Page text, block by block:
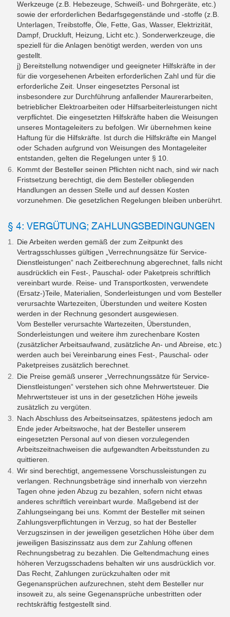
Werkzeuge (z.B. Hebezeuge, Schweiß- und Bohrgeräte, etc.)
sowie der erforderlichen Bedarfsgegenstände und -stoffe (z.B.
Unterlagen, Treibstoffe, Öle, Fette, Gas, Wasser, Elektrizität,
Dampf, Druckluft, Heizung, Licht etc.). Sonderwerkzeuge, die
speziell für die Anlagen benötigt werden, werden von uns
gestellt.
j) Bereitstellung notwendiger und geeigneter Hilfskräfte in der
für die vorgesehenen Arbeiten erforderlichen Zahl und für die
erforderliche Zeit. Unser eingesetztes Personal ist
insbesondere zur Durchführung anfallender Maurerarbeiten,
betrieblicher Elektroarbeiten oder Hilfsarbeiterleistungen nicht
verpflichtet. Die eingesetzten Hilfskräfte haben die Weisungen
unseres Montageleiters zu befolgen. Wir übernehmen keine
Haftung für die Hilfskräfte. Ist durch die Hilfskräfte ein Mangel
oder Schaden aufgrund von Weisungen des Montageleiter
entstanden, gelten die Regelungen unter § 10.
Kommt der Besteller seinen Pflichten nicht nach, sind wir nach
Fristsetzung berechtigt, die dem Besteller obliegenden
Handlungen an dessen Stelle und auf dessen Kosten
vorzunehmen. Die gesetzlichen Regelungen bleiben unberührt.
§ 4: VERGÜTUNG; ZAHLUNGSBEDINGUNGEN
Die Arbeiten werden gemäß der zum Zeitpunkt des
Vertragsschlusses gültigen „Verrechnungsätze für Service-
Dienstleistungen“ nach Zeitberechnung abgerechnet, falls nicht
ausdrücklich ein Fest-, Pauschal- oder Paketpreis schriftlich
vereinbart wurde. Reise- und Transportkosten, verwendete
(Ersatz-)Teile, Materialien, Sonderleistungen und vom Besteller
verursachte Wartezeiten, Überstunden und weitere Kosten
werden in der Rechnung gesondert ausgewiesen.
Vom Besteller verursachte Wartezeiten, Überstunden,
Sonderleistungen und weitere ihm zurechenbare Kosten
(zusätzlicher Arbeitsaufwand, zusätzliche An- und Abreise, etc.)
werden auch bei Vereinbarung eines Fest-, Pauschal- oder
Paketpreises zusätzlich berechnet.
Die Preise gemäß unserer „Verrechnungssätze für Service-
Dienstleistungen“ verstehen sich ohne Mehrwertsteuer. Die
Mehrwertsteuer ist uns in der gesetzlichen Höhe jeweils
zusätzlich zu vergüten.
Nach Abschluss des Arbeitseinsatzes, spätestens jedoch am
Ende jeder Arbeitswoche, hat der Besteller unserem
eingesetzten Personal auf von diesen vorzulegenden
Arbeitszeitnachweisen die aufgewandten Arbeitsstunden zu
quittieren.
Wir sind berechtigt, angemessene Vorschussleistungen zu
verlangen. Rechnungsbeträge sind innerhalb von vierzehn
Tagen ohne jeden Abzug zu bezahlen, sofern nicht etwas
anderes schriftlich vereinbart wurde. Maßgebend ist der
Zahlungseingang bei uns. Kommt der Besteller mit seinen
Zahlungsverpflichtungen in Verzug, so hat der Besteller
Verzugszinsen in der jeweiligen gesetzlichen Höhe über dem
jeweiligen Basiszinssatz aus dem zur Zahlung offenen
Rechnungsbetrag zu bezahlen. Die Geltendmachung eines
höheren Verzugsschadens behalten wir uns ausdrücklich vor.
Das Recht, Zahlungen zurückzuhalten oder mit
Gegenansprüchen aufzurechnen, steht dem Besteller nur
insoweit zu, als seine Gegenansprüche unbestritten oder
rechtskräftig festgestellt sind.